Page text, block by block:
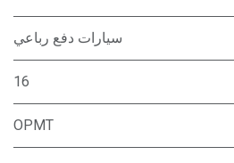
سيارات دفع رباعي
16
OPMT